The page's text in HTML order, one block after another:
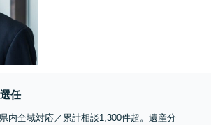
任
内全域対応／累計相談1,300件超。遺産分